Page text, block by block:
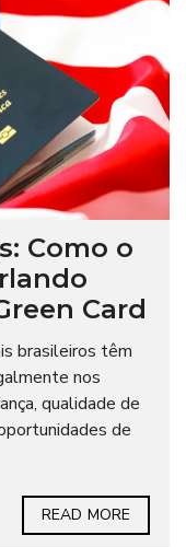
Como o
Card
brasileiros têm
nos
qualidade de
de
READ MORE